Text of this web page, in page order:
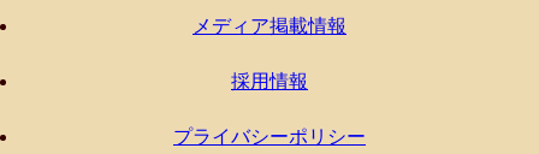
メディア掲載情報
採用情報
プライバシーポリシー